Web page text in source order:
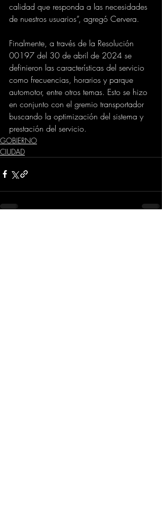
calidad que responda a las necesidades
de nuestros usuarios”, agregó Cervera.
Finalmente, a través de la Resolución
00197 del 30 de abril de 2024 se
definieron las características del servicio
como frecuencias, horarios y parque
automotor, entre otros temas. Esto se hizo
en conjunto con el gremio transportador
buscando la optimización del sistema y
prestación del servicio.
GOBIERNO
CIUDAD